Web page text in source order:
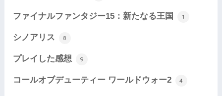
ファイナルファンタジー15：新たなる王国 1
シノアリス 8
プレイした感想 9
コールオブデューティー ワールドウォー2 4